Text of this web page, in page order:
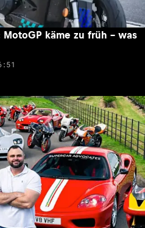
käme zu früh – was